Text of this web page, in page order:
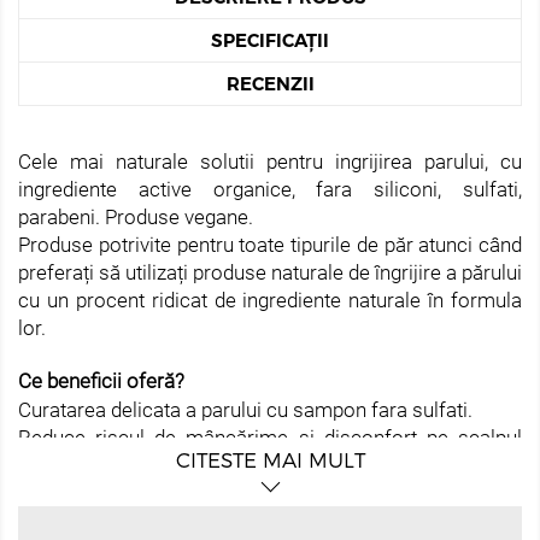
SPECIFICAȚII
RECENZII
Cele mai naturale solutii pentru ingrijirea parului, cu
ingrediente active organice, fara siliconi, sulfati,
parabeni. Produse vegane.
Produse potrivite pentru toate tipurile de păr atunci când
preferați să utilizați produse naturale de îngrijire a părului
cu un procent ridicat de ingrediente naturale în formula
lor.
Ce beneficii oferă?
Curatarea delicata a parului cu sampon fara sulfati.
Reduce riscul de mâncărime și disconfort pe scalpul
Hranire si hidratare prin uleiuri naturale, fara siliconi.
CITESTE MAI MULT